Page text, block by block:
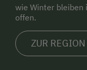
wie Winter bleiben
offen.
ZUR REGION